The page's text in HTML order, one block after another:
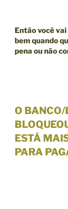
Então você
bem quando
pena ou não
O BANCO/
ESTÁ
PARA